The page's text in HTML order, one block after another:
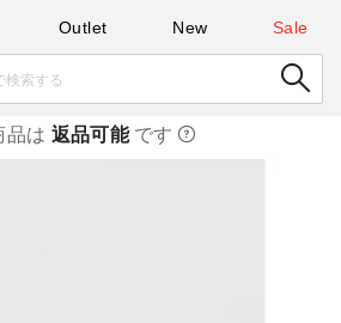
Outlet New Sale
品は 返品可能です